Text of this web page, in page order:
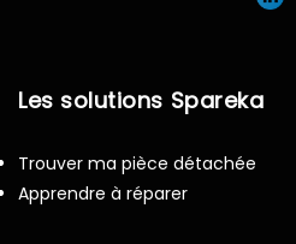
Les solutions Spareka
Trouver ma pièce détachée
Apprendre à réparer